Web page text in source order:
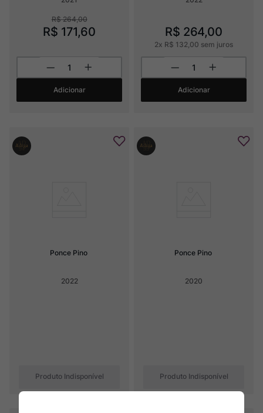
R$ 264,00
R$ 171,60
Adicionar
R$ 264,00
2x R$ 132 00 sem juros
Adicionar
Ponce Pino
2022
Produto Indisponível
Ponce Pino
2020
Produto Indisponível